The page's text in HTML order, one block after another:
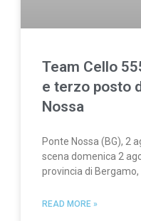
Team Cello
e terzo posto
Nossa
Ponte Nossa (BG), 2
scena domenica 2
provincia di Bergamo,
READ MORE »